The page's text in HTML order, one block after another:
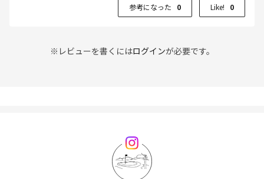
参考になった 0 Like! 0
※レビューを書くにはログインが必要です。